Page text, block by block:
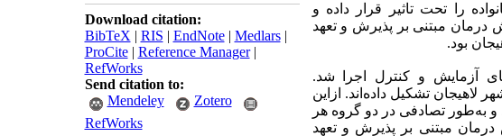
را تحت تاثیر قرار داده و
درمان مبتنی بر پذیرش و تعهد
بود.
آزمایش و کنترل اجرا شد.
تشکیل داده‌اند. ازاین
تصادفی در دو گروه هر
مبتنی بر پذیرش و تعهد
Download citation:
BibTeX | RIS | EndNote| Medlars|
ProCite| Reference Manager|
RefWorks
Send citation to:
Mendeley
Zotero
RefWorks